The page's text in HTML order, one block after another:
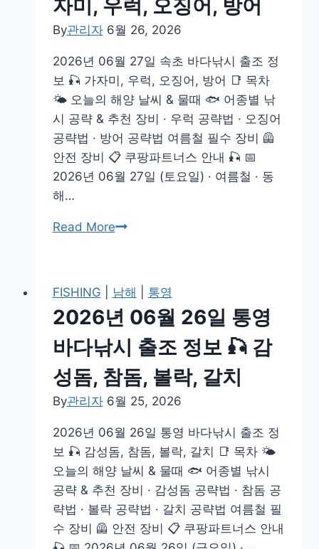
바
다
시
출
조
정
보
🎣
감
치,
삼
자미, 우럭, 오징어, 방어
By관리자 6월 26, 2026
2026년 06월 27일 속초 바다낚시 출조 정
보 🎣 가자미, 우럭, 오징어, 방어 📑 목차
🌤️ 오늘의 해양 날씨 & 물때 🐟 어종별 낚
시 공략 & 추천 장비 · 우럭 공략법 · 오징어
공략법 · 방어 공략법 여름철 필수 장비 🦺
안전 장비 📋 쿠팡파트너스 안내 🎣 📅
2026년 06월 27일 (토요일) · 여름철 · 동
해…
Read More2026
월
27
일
속
바
다
시
출
조
정
보
🎣
FISHING 남해 통영
2026년 06월 26일 통영
바다낚시 출조 정보 🎣 감
성돔, 참돔, 볼락, 갈치
By관리자 6월 25, 2026
2026년 06월 26일 통영 바다낚시 출조 정
보 🎣 감성돔, 참돔, 볼락, 갈치 📑 목차 🌤️
오늘의 해양 날씨 & 물때 🐟 어종별 낚시
공략 & 추천 장비 · 감성돔 공략법 · 참돔 공
략법 · 볼락 공략법 · 갈치 공략법 여름철 필
수 장비 🦺 안전 장비 📋 쿠팡파트너스 안내